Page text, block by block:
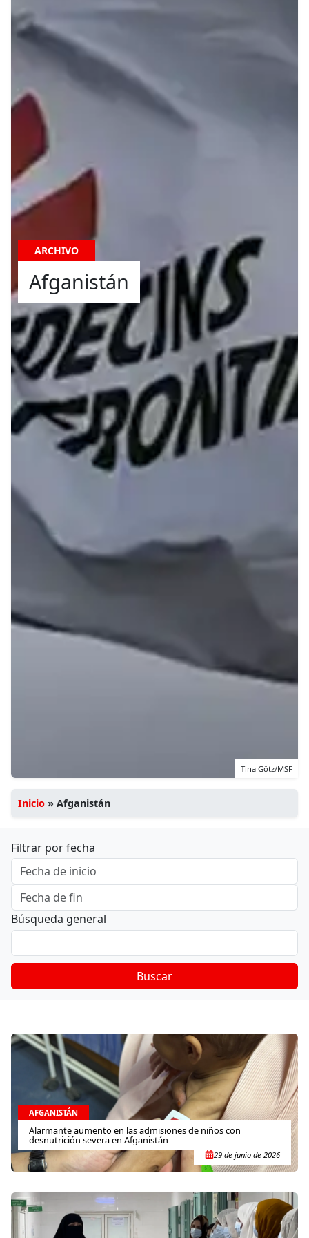
ARCHIVO
Afganistán
Tina Götz/MSF
Inicio » Afganistán
Filtrar por fecha
Búsqueda general
Buscar
AFGANISTÁN
Alarmante aumento en las admisiones de niños con
desnutrición severa en Afganistán
29 de junio de 2026